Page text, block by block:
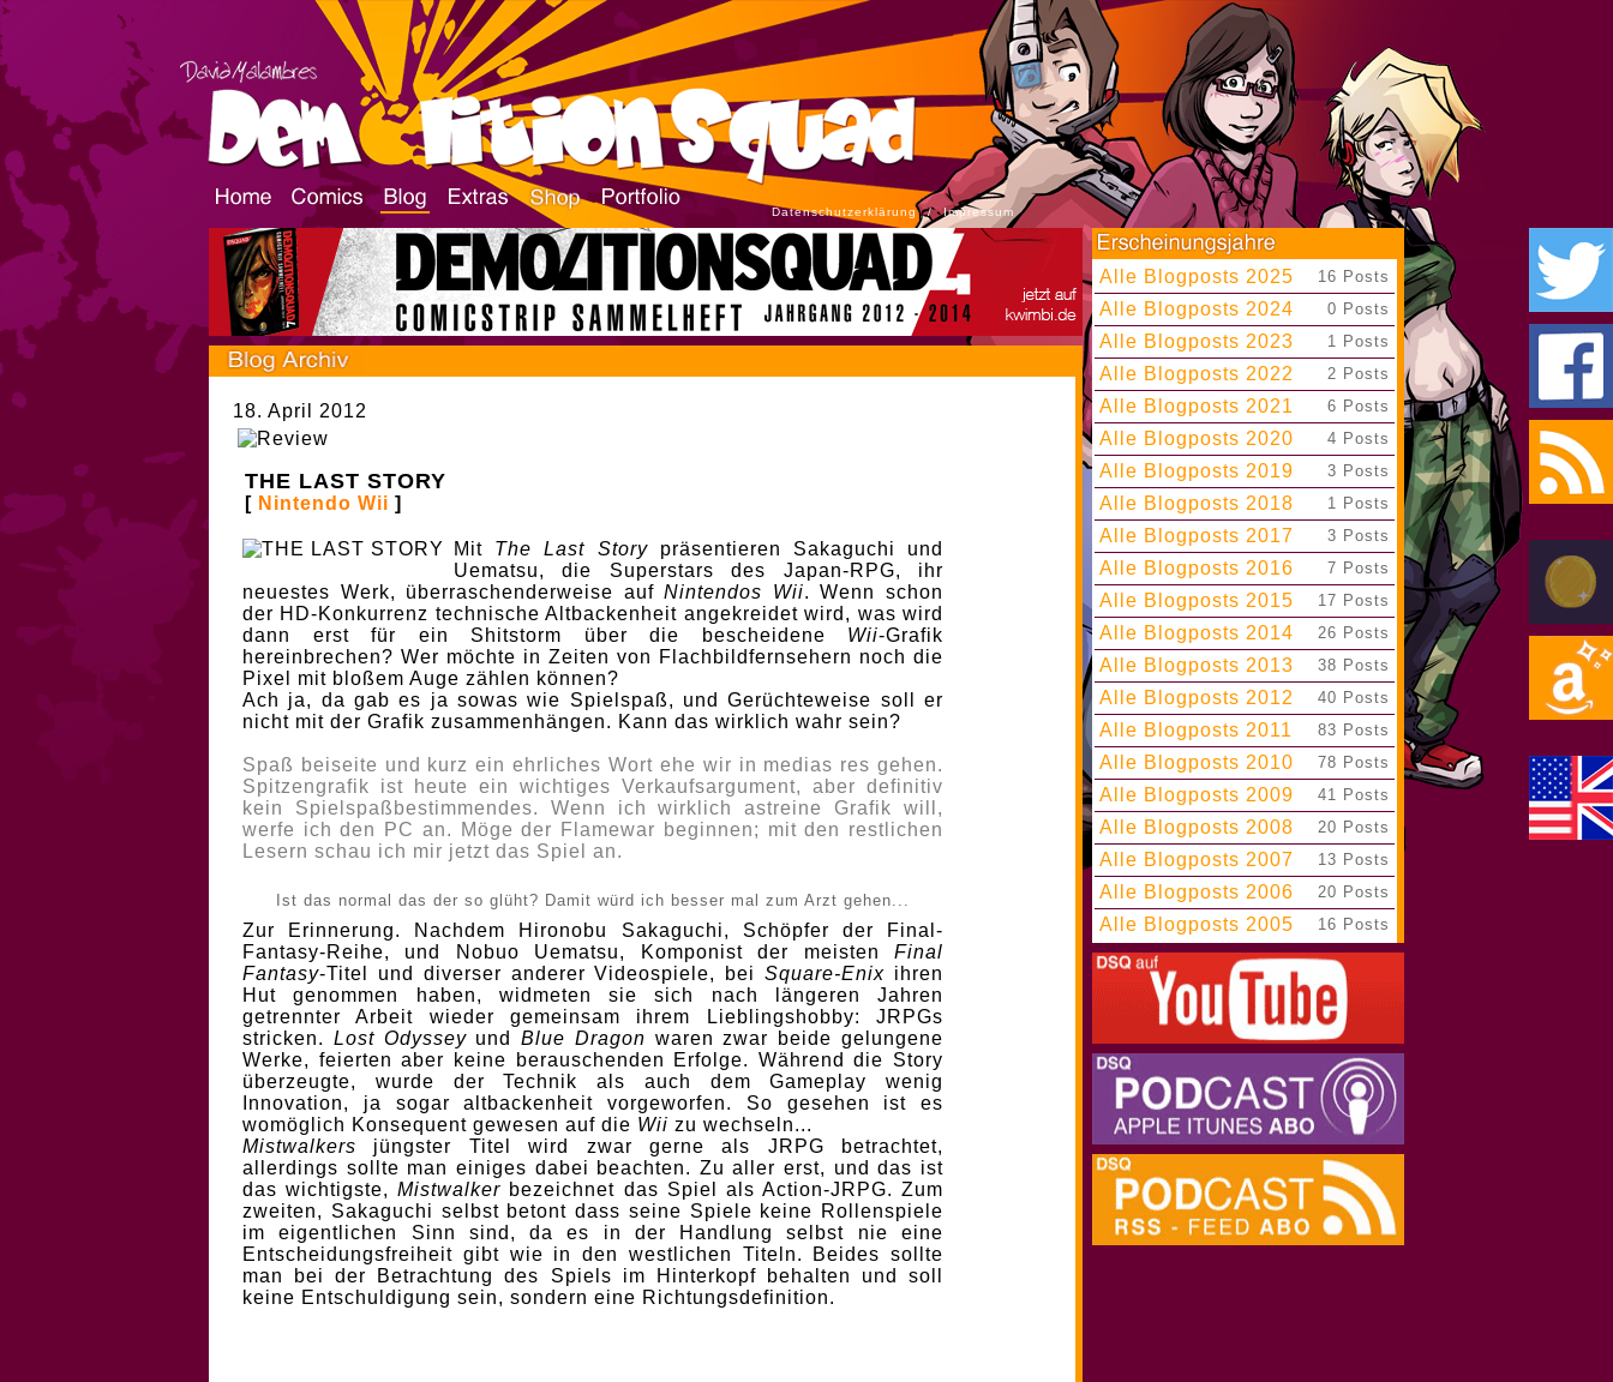
Datenschutzerklärung / Impressum
18. April 2012
THE LAST STORY
[ Nintendo Wii ]
Mit The Last Storypräsentieren Sakaguchi und
Uematsu, die Superstars des Japan-RPG, ihr
neuestes Werk, überraschenderweise aufNintendos Wii. Wenn schon
der HD-Konkurrenz technische Altbackenheit angekreidet wird, was wird
dann erst für ein Shitstorm über die bescheidene Wii-Grafik
hereinbrechen? Wer möchte in Zeiten von Flachbildfernsehern noch die
Pixel mit bloßem Auge zählen können?
Ach ja, da gab es ja sowas wie Spielspaß, und Gerüchteweise soll er
nicht mit der Grafik zusammenhängen. Kann das wirklich wahr sein?
Spaß beiseite und kurz ein ehrliches Wort ehe wir in medias res gehen.
Spitzengrafik ist heute ein wichtiges Verkaufsargument, aber definitiv
kein Spielspaßbestimmendes. Wenn ich wirklich astreine Grafik will,
werfe ich den PC an. Möge der Flamewar beginnen; mit den restlichen
Lesern schau ich mir jetzt das Spiel an.
Ist das normal das der so glüht? Damit würd ich besser mal zum Arzt gehen...
Zur Erinnerung. Nachdem Hironobu Sakaguchi, Schöpfer der Final-
Fantasy-Reihe, und Nobuo Uematsu, Komponist der meisten Final
Fantasy-Titel und diverser anderer Videospiele, beiSquare-Enix ihren
Hut genommen haben, widmeten sie sich nach längeren Jahren
getrennter Arbeit wieder gemeinsam ihrem Lieblingshobby: JRPGs
stricken. Lost OdysseyundBlue Dragon waren zwar beide gelungene
Werke, feierten aber keine berauschenden Erfolge. Während die Story
überzeugte, wurde der Technik als auch dem Gameplay wenig
Innovation, ja sogar altbackenheit vorgeworfen. So gesehen ist es
womöglich Konsequent gewesen auf die Wii zu wechseln...
Mistwalkers jüngster Titel wird zwar gerne als JRPG betrachtet,
allerdings sollte man einiges dabei beachten. Zu aller erst, und das ist
das wichtigste,Mistwalker bezeichnet das Spiel als Action-JRPG. Zum
zweiten, Sakaguchi selbst betont dass seine Spiele keine Rollenspiele
im eigentlichen Sinn sind, da es in der Handlung selbst nie eine
Entscheidungsfreiheit gibt wie in den westlichen Titeln. Beides sollte
man bei der Betrachtung des Spiels im Hinterkopf behalten und soll
keine Entschuldigung sein, sondern eine Richtungsdefinition.
Alle Blogposts 2025 16 Posts
Alle Blogposts 2024 0 Posts
Alle Blogposts 2023 1 Posts
Alle Blogposts 2022 2 Posts
Alle Blogposts 2021 6 Posts
Alle Blogposts 2020 4 Posts
Alle Blogposts 2019 3 Posts
Alle Blogposts 2018 1 Posts
Alle Blogposts 2017 3 Posts
Alle Blogposts 2016 7 Posts
Alle Blogposts 2015 17 Posts
Alle Blogposts 2014 26 Posts
Alle Blogposts 2013 38 Posts
Alle Blogposts 2012 40 Posts
Alle Blogposts 2011 83 Posts
Alle Blogposts 2010 78 Posts
Alle Blogposts 2009 41 Posts
Alle Blogposts 2008 20 Posts
Alle Blogposts 2007 13 Posts
Alle Blogposts 2006 20 Posts
Alle Blogposts 2005 16 Posts